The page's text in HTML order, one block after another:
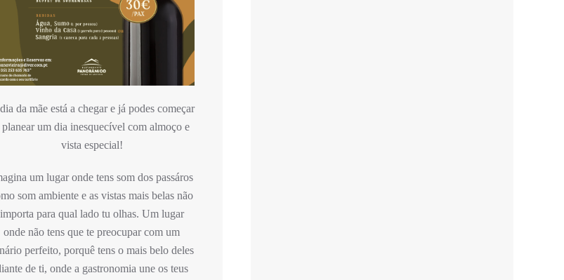
da mãe está a chegar e já podes começar
planear um dia inesquecível com almoço e
vista especial!
um lugar onde tens som dos passáros
som ambiente e as vistas mais belas não
importa para qual lado tu olhas. Um lugar
onde não tens que te preocupar com um
perfeito, porquê tens o mais belo deles
de ti, onde a gastronomia une os teus